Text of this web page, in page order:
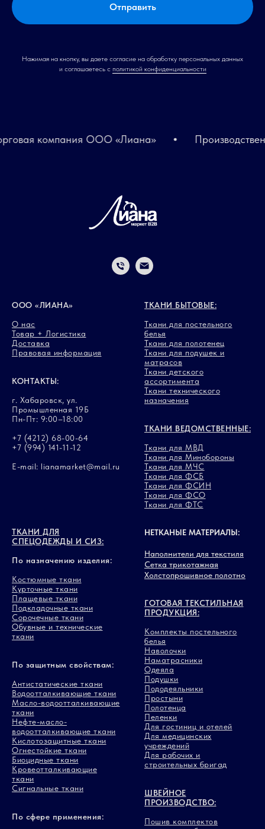
Отправить
Нажимая на кнопку, вы даете согласие на обработку персональных данных
и соглашаетесь c политикой конфиденциальности
компания ООО «Лиана»
ООО «ЛИАНА»
О нас
Товар + Логистика
Доставка
Правовая информация
КОНТАКТЫ:
г. Хабаровск, ул.
Промышленная 19Б
Пн-Пт: 9:00–18:00
+7 (4212) 68-00-64
+7 (994) 141-11-12
E-mail: lianamarket@mail.ru
ТКАНИ БЫТОВЫЕ:
Ткани для постельного
белья
Ткани для полотенец
Ткани для подушек и
матрасов
Ткани детского
ассортимента
Ткани технического
назначения
ТКАНИ ВЕДОМСТВЕННЫЕ:
Ткани для МВД
Ткани для Минобороны
Ткани для МЧС
Ткани для ФСБ
Ткани для ФСИН
Ткани для ФСО
Ткани для ФТС
ТКАНИ ДЛЯ
СПЕЦОДЕЖДЫ И СИЗ:
По назначению изделия:
Костюмные ткани
Курточные ткани
Плащевые ткани
Подкладочные ткани
Сорочечные ткани
Обувные и технические
ткани
По защитным свойствам:
Антистатические ткани
Водоотталкивающие ткани
Масло-водоотталкивающие
ткани
Нефте-масло-
водоотталкивающие ткани
Кислотозащитные ткани
Огнестойкие ткани
Биоцидные ткани
Кровеотталкивающие
ткани
Сигнальные ткани
По сфере применения:
НЕТКАНЫЕ МАТЕРИАЛЫ:
Наполнители для текстиля
Сетка трикотажная
Холстопрошивное полотно
ГОТОВАЯ ТЕКСТИЛЬНАЯ
ПРОДУКЦИЯ:
Комплекты постельного
белья
Наволочки
Наматрасники
Одеяла
Подушки
Пододеяльники
Простыни
Полотенца
Пеленки
Для гостиниц и отелей
Для медицинских
учреждений
Для рабочих и
строительных бригад
ШВЕЙНОЕ
ПРОИЗВОДСТВО:
Пошив комплектов